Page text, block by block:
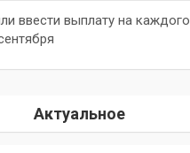
ввести выплату на каждого
Актуальное